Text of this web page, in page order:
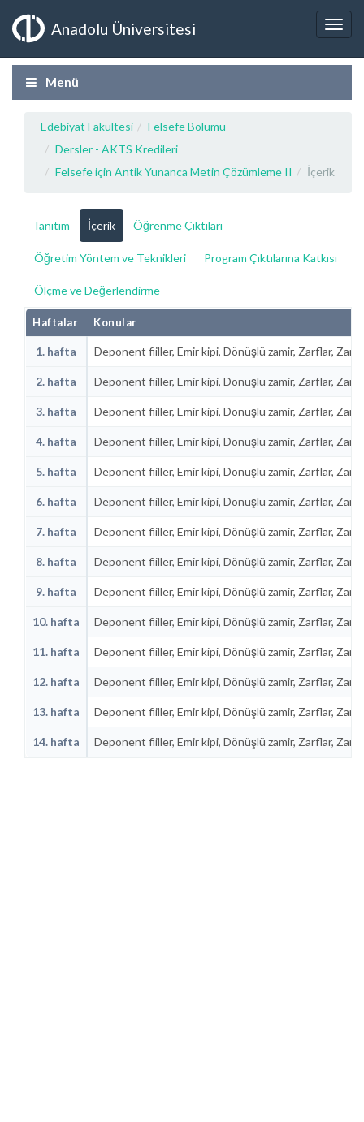
Anadolu Üniversitesi
Menü
Edebiyat Fakültesi
Felsefe Bölümü
Dersler - AKTS Kredileri
Felsefe için Antik Yunanca Metin Çözümleme II
İçerik
Tanıtım İçerik Öğrenme Çıktıları
Öğretim Yöntem ve Teknikleri Program Çıktılarına Katkısı
Ölçme ve Değerlendirme
Haftalar Konular
1. hafta Deponent fiiller, Emir kipi, Dönüşlü zamir, Zarflar,
2. hafta Deponent fiiller, Emir kipi, Dönüşlü zamir, Zarflar,
3. hafta Deponent fiiller, Emir kipi, Dönüşlü zamir, Zarflar,
4. hafta Deponent fiiller, Emir kipi, Dönüşlü zamir, Zarflar,
5. hafta Deponent fiiller, Emir kipi, Dönüşlü zamir, Zarflar,
6. hafta Deponent fiiller, Emir kipi, Dönüşlü zamir, Zarflar,
7. hafta Deponent fiiller, Emir kipi, Dönüşlü zamir, Zarflar,
8. hafta Deponent fiiller, Emir kipi, Dönüşlü zamir, Zarflar,
9. hafta Deponent fiiller, Emir kipi, Dönüşlü zamir, Zarflar,
10. hafta Deponent fiiller, Emir kipi, Dönüşlü zamir, Zarflar,
11. hafta Deponent fiiller, Emir kipi, Dönüşlü zamir, Zarflar,
12. hafta Deponent fiiller, Emir kipi, Dönüşlü zamir, Zarflar,
13. hafta Deponent fiiller, Emir kipi, Dönüşlü zamir, Zarflar,
14. hafta Deponent fiiller, Emir kipi, Dönüşlü zamir, Zarflar,